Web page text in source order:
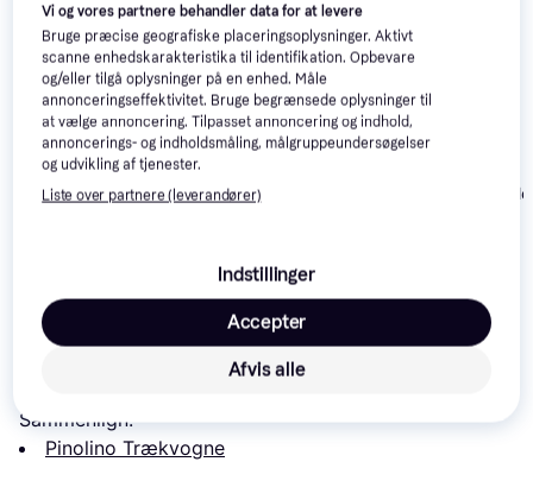
Pinolino Folding
Handcart Cruiser
HOME It
Trækvogn
Outfit
Læs om produktet
Pinolino Cruiser Ekstra Sæde
Sammenlign:
Pinolino Trækvogne
Vi og vores partnere behandler data for at levere
Bruge præcise geografiske placeringsoplysninger. Aktivt
scanne enhedskarakteristika til identifikation. Opbevare
og/eller tilgå oplysninger på en enhed. Måle
annonceringseffektivitet. Bruge begrænsede oplysninger til
at vælge annoncering. Tilpasset annoncering og indhold,
annoncerings- og indholdsmåling, målgruppeundersøgelser
og udvikling af tjenester.
Liste over partnere (leverandører)
Indstillinger
Afvis alle
Accepter